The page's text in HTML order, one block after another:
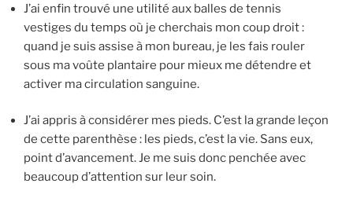
J’ai enfin trouvé une utilité aux balles de tennis
vestiges du temps où je cherchais mon coup droit :
quand je suis assise à mon bureau, je les fais rouler
sous ma voûte plantaire pour mieux me détendre et
activer ma circulation sanguine.
J’ai appris à considérer mes pieds. C’est la grande leçon
de cette parenthèse : les pieds, c’est la vie. Sans eux,
point d’avancement. Je me suis donc penchée avec
beaucoup d’attention sur leur soin.